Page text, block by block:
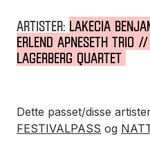
ARTISTER: LAKECIA
ERLEND APNESETH
LAGERBERG QUARTET
Dette passet/disse
FESTIVALPASS og